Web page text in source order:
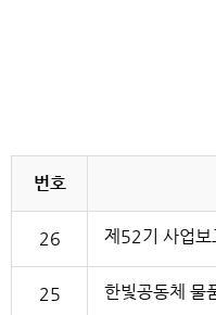
번호
26 제52기 사업보
25 한빛공동체 물